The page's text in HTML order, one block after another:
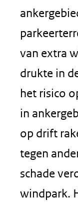
van extra
drukte in
het risico
in
op drift
tegen
schade
windpark.